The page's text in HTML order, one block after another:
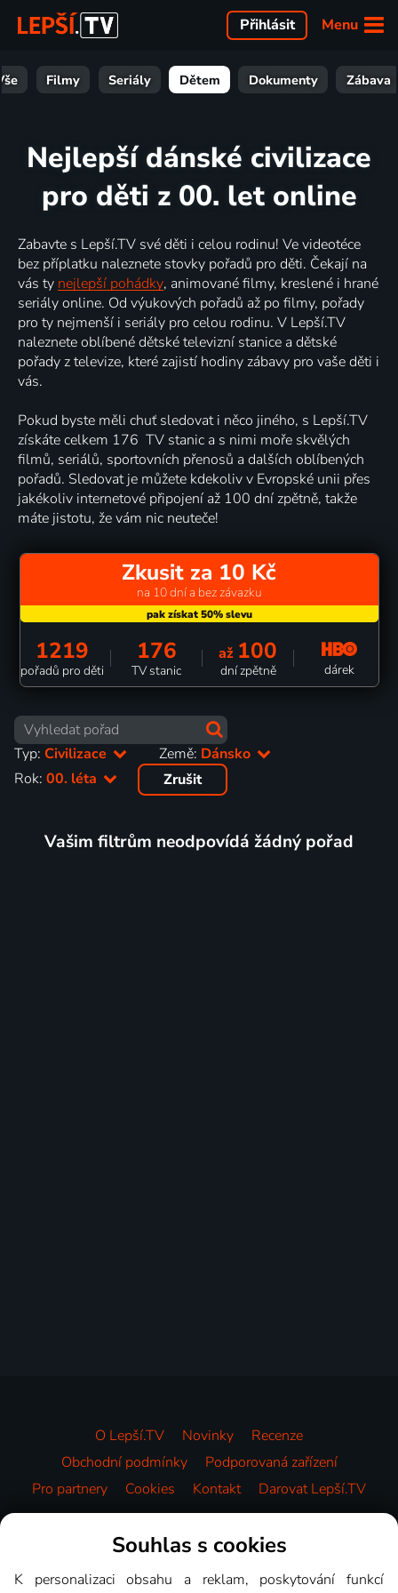
Menu
Přihlásit
Filmy Seriály Dětem Dokumenty Zábava
Nejlepší dánské civilizace
pro děti z 00. let online
Zabavte s Lepší.TV své děti i celou rodinu! Ve videotéce
bez příplatku naleznete stovky pořadů pro děti. Čekají na
vás ty nejlepší pohádky, animované filmy, kreslené i hrané
seriály online. Od výukových pořadů až po filmy, pořady
pro ty nejmenší i seriály pro celou rodinu. V Lepší.TV
naleznete oblíbené dětské televizní stanice a dětské
pořady z televize, které zajistí hodiny zábavy pro vaše děti i
vás.
Pokud byste měli chuť sledovat i něco jiného, s Lepší.TV
získáte celkem 176 TV stanic a s nimi moře skvělých
filmů, seriálů, sportovních přenosů a dalších oblíbených
pořadů. Sledovat je můžete kdekoliv v Evropské unii přes
jakékoliv internetové připojení až 100 dní zpětně, takže
máte jistotu, že vám nic neuteče!
Zkusit za 10 Kč
na 10 dní a bez závazku
1219
pořadů pro děti
176
TV stanic
až 100
dní zpětně dárek
Typ: Civilizace Země: Dánsko
Rok: 00. léta Zrušit
Vašim filtrům neodpovídá žádný pořad
O Lepší.TV Novinky
Recenze
Obchodní podmínky
Podporovaná zařízení
Pro partnery
Cookies Kontakt Darovat Lepší.TV
Videotéka
Souhlas s cookies
K personalizaci obsahu a reklam, poskytování funkcí